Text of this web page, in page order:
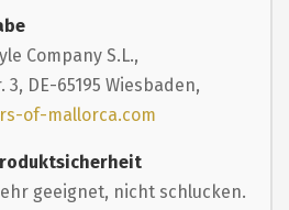
Company S.L.,
DE-65195 Wiesbaden,
of-mallorca.com
geeignet, nicht schlucken.